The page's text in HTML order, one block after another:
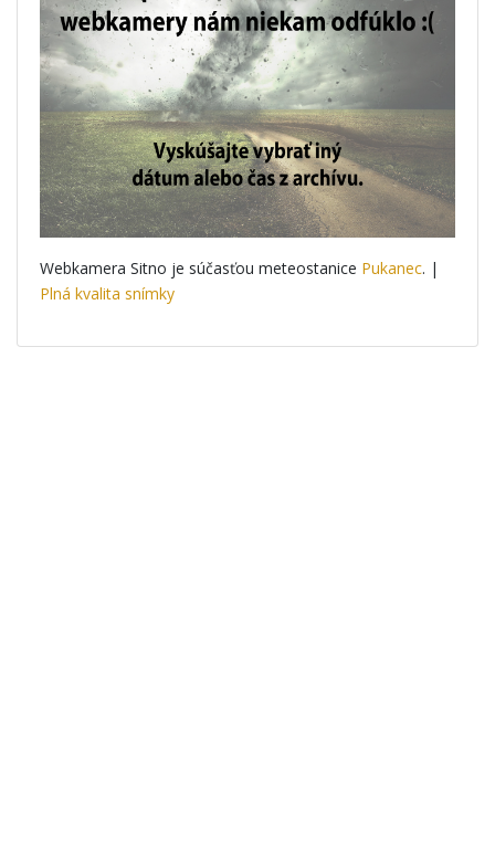
Webkamera Sitno je súčasťou meteostanice Pukanec. |
Plná kvalita snímky